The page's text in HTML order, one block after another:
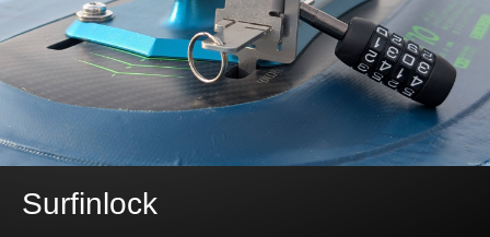
Surfinlock